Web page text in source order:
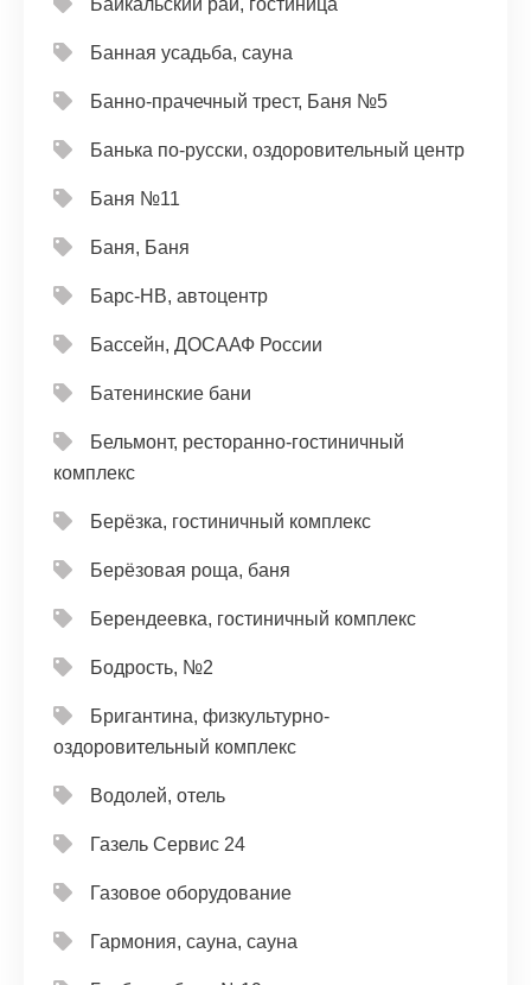
Байкальский рай, гостиница
Банная усадьба, сауна
Банно-прачечный трест, Баня №5
Банька по-русски, оздоровительный центр
Баня №11
Баня, Баня
Барс-НВ, автоцентр
Бассейн, ДОСААФ России
Батенинские бани
Бельмонт, ресторанно-гостиничный
комплекс
Берёзка, гостиничный комплекс
Берёзовая роща, баня
Берендеевка, гостиничный комплекс
Бодрость, №2
Бригантина, физкультурно-
оздоровительный комплекс
Водолей, отель
Газель Сервис 24
Газовое оборудование
Гармония, сауна, сауна